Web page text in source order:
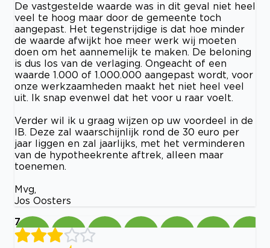
De vastgestelde waarde was in dit geval niet heel
veel te hoog maar door de gemeente toch
aangepast. Het tegenstrijdige is dat hoe minder
de waarde afwijkt hoe meer werk wij moeten
doen om het aannemelijk te maken. De beloning
is dus los van de verlaging. Ongeacht of een
waarde 1.000 of 1.000.000 aangepast wordt, voor
onze werkzaamheden maakt het niet heel veel
uit. Ik snap evenwel dat het voor u raar voelt.
Verder wil ik u graag wijzen op uw voordeel in de
IB. Deze zal waarschijnlijk rond de 30 euro per
jaar liggen en zal jaarlijks, met het verminderen
van de hypotheekrente aftrek, alleen maar
toenemen.
Mvg,
Jos Oosters
7